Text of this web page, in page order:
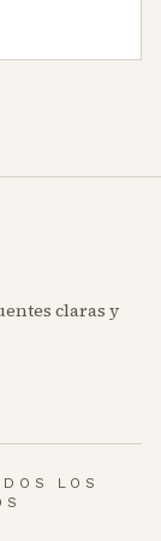
claras y
LOS